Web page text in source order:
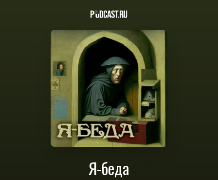
Я-беда